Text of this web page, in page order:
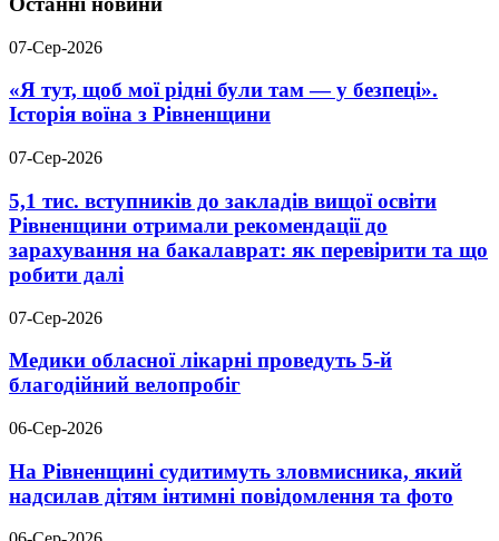
07-Сер-2026
«Я тут, щоб мої рідні були там — у безпеці».
Історія воїна з Рівненщини
07-Сер-2026
5,1 тис. вступників до закладів вищої освіти
Рівненщини отримали рекомендації до
зарахування на бакалаврат: як перевірити та що
робити далі
07-Сер-2026
Медики обласної лікарні проведуть 5-й
благодійний велопробіг
06-Сер-2026
На Рівненщині судитимуть зловмисника, який
надсилав дітям інтимні повідомлення та фото